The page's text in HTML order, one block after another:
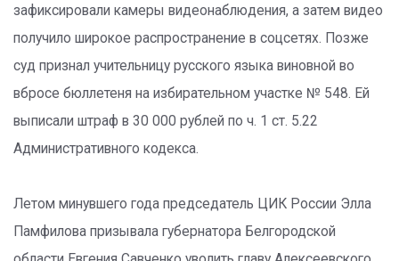
зафиксировали камеры видеонаблюдения, а затем видео
получило широкое распространение в соцсетях. Позже
суд признал учительницу русского языка виновной во
вбросе бюллетеня на избирательном участке № 548. Ей
выписали штраф в 30 000 рублей по ч. 1 ст. 5.22
Административного кодекса.
Летом минувшего года председатель ЦИК России Элла
Памфилова призывала губернатора Белгородской